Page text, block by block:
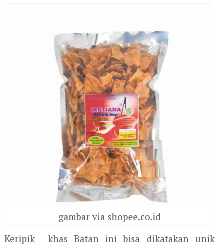
gambar via shopee.co.id
Keripik khas Batan ini bisa dikatakan unik